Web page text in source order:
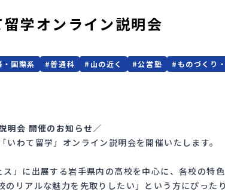
留学オンライン説明会
・国際系 #普通科 # 山の近く #公営塾 # ものづくり
明会 開催のお知らせ／
わて留学」オンライン説明会を開催いたします。
」に出展する岩手県内の高校を中心に、各校の特
リアルな魅力を先取りしたい」という方にぴった